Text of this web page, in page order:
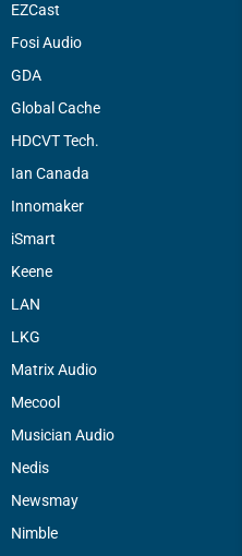
EZCast
Fosi Audio
GDA
Global Cache
HDCVT Tech.
Ian Canada
Innomaker
iSmart
Keene
LAN
LKG
Matrix Audio
Mecool
Musician Audio
Nedis
Newsmay
Nimble